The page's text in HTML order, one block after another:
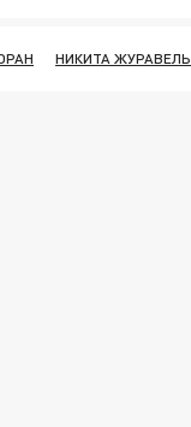
НИКИТА ЖУРАВЕЛЬ